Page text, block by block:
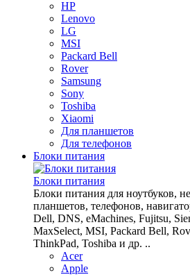
HP
Lenovo
LG
MSI
Packard Bell
Rover
Samsung
Sony
Toshiba
Xiaomi
Для планшетов
Для телефонов
Блоки питания
Блоки питания
Блоки питания для ноутбуков,
планшетов, телефонов,
Dell, DNS, eMachines, Fujitsu,
MaxSelect, MSI, Packard Bell,
ThinkPad, Toshiba и др. ..
Acer
Apple